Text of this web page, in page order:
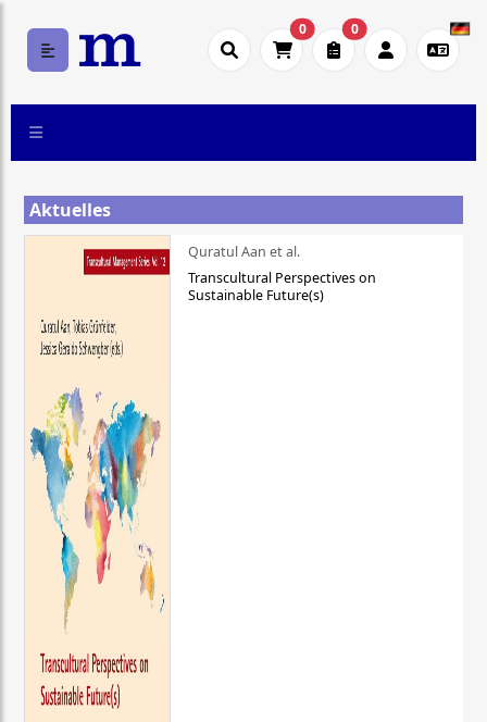
0 0
Aktuelles
Quratul Aan et al.
Transcultural Perspectives on
Sustainable Future(s)